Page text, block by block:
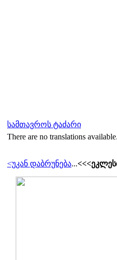
სამთავროს ტაძარი
There are no translations
<უკან დაბრუნება...